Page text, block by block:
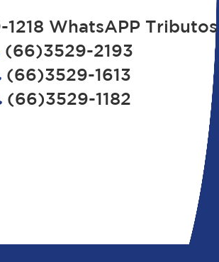
WhatsAPP Tributos
(66)3529-2193
(66)3529-1613
(66)3529-1182